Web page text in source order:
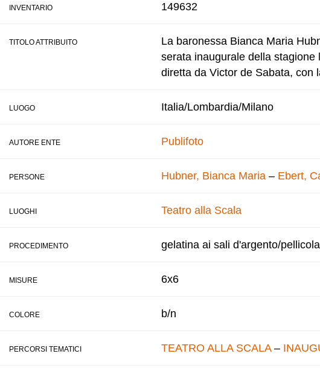
INVENTARIO 149632
TITOLO ATTRIBUITO
La baronessa Bianca Maria
serata inaugurale della
diretta da Victor de Sabata, con
LUOGO Italia/Lombardia/Milano
AUTORE ENTE Publifoto
PERSONE Hubner, Bianca Maria – Ebert,
LUOGHI Teatro alla Scala
PROCEDIMENTO gelatina ai sali d'argento/
MISURE 6x6
COLORE b/n
PERCORSI TEMATICI TEATRO ALLA SCALA–